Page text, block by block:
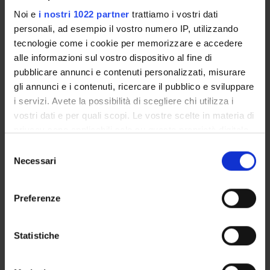
Noi e i nostri 1022 partner trattiamo i vostri dati
personali, ad esempio il vostro numero IP, utilizzando
tecnologie come i cookie per memorizzare e accedere
alle informazioni sul vostro dispositivo al fine di
pubblicare annunci e contenuti personalizzati, misurare
gli annunci e i contenuti, ricercare il pubblico e sviluppare
i servizi. Avete la possibilità di scegliere chi utilizza i
vostri dati e per quali scopi. Le vostre scelte in materia di
modificare o revocare il proprio consenso in qualsiasi
momento dalla Dichiarazione sui cookie o facendo clic
raccogliere informazioni sulla tua posizione
geografica, con un'approssimazione di qualche
delNecessari
Preferenze
Statistiche
This project aims to develop and design a set of concepts
and tools for (1) modeling multi-granular
temporal data in data warehouses and (2) integrating
OLAP techniques and statistical analysis in order
to better exploit the analysis capabilities of both
technologies and provide an unified tool.
PROJECT PARTICIPANTS